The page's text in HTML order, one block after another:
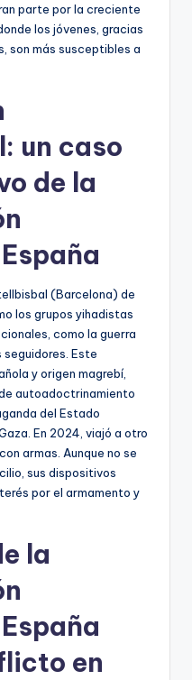
parte por la creciente
los jóvenes, gracias
son más susceptibles a
un caso
de la
(Barcelona) de
los grupos yihadistas
como la guerra
seguidores. Este
y origen magrebí,
autoadoctrinamiento
del Estado
En 2024, viajó a otro
armas. Aunque no se
sus dispositivos
por el armamento y
la
en